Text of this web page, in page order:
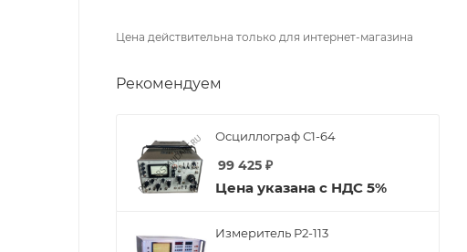
Цена действительна только для интернет-магазина
Рекомендуем
Осциллограф С1-64
99 425 ₽
Цена указана с НДС 5%
Измеритель Р2-113